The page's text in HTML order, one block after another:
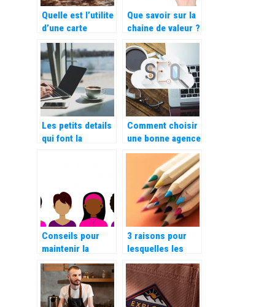
Quelle est l’utilite
d’une carte
carburant ?
Que savoir sur la
chaine de valeur ?
Les petits details
qui font la
Comment choisir
une bonne agence
SEO ?
Conseils pour
maintenir la
réputation d’une
entreprise
3 raisons pour
lesquelles les
livres de
coloriage pour
adultes sont
excellents pour le